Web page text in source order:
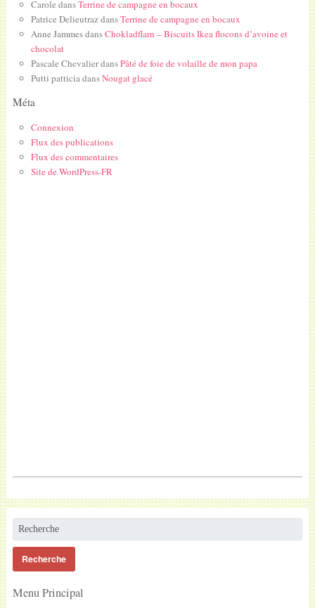
Carole dansTerrine de campagne en bocaux
Patrice DelieutrazdansTerrine de campagne en bocaux
Anne JammesdansChokladflarn – Biscuits Ikea flocons d’avoine et
chocolat
Pascale ChevalierdansPâté de foie de volaille de mon papa
Putti patticia dansNougat glacé
Méta
Connexion
Flux des publications
Flux des commentaires
Site de WordPress-FR
Menu Principal